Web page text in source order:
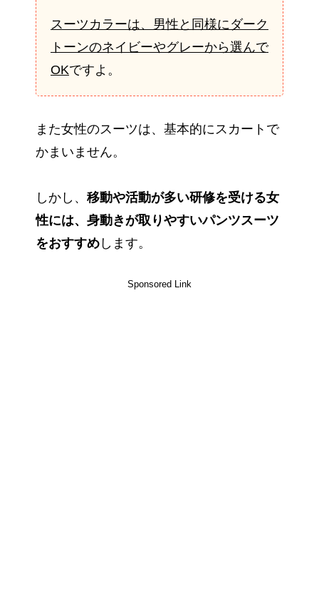
スーツカラーは、男性と同様にダーク
トーンのネイビーやグレーから選んで
OKですよ。
また女性のスーツは、基本的にスカートで
かまいません。
しかし、 移動や活動が多い研修を受ける女
性には、身動きが取りやすいパンツスーツ
をおすすめ します。
Sponsored Link